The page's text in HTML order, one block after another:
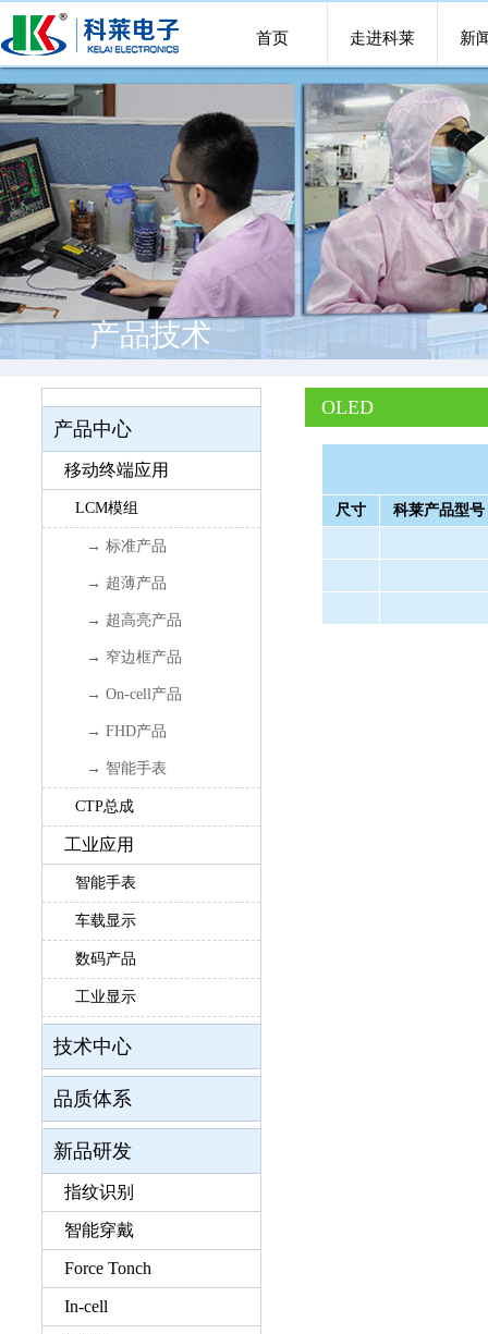
首页 走进科莱 新
产品技术
产品中心
移动终端应用
LCM模组
→ 标准产品
→ 超薄产品
→ 超高亮产品
→ 窄边框产品
→ On-cell产品
→ FHD产品
→ 智能手表
CTP总成
工业应用
智能手表
车载显示
数码产品
工业显示
技术中心
品质体系
新品研发
指纹识别
智能穿戴
Force Tonch
In-cell
OLED
尺寸 科莱产品型号